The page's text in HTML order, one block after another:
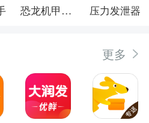
恐龙机甲射手 压力发泄器
更多